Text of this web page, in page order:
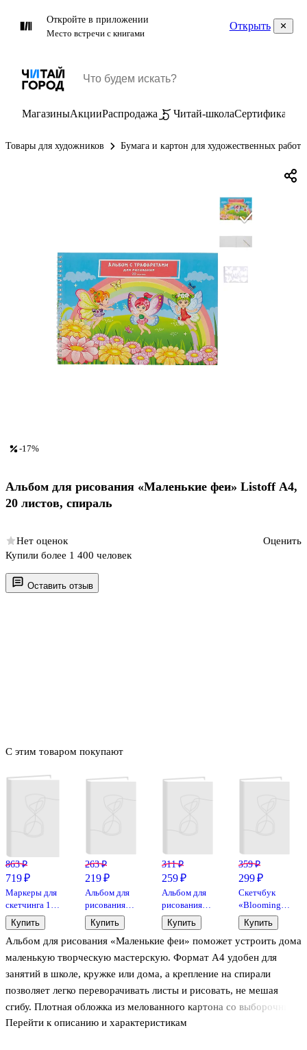
Откройте в приложении
Место встречи с книгами
Открыть
МагазиныАкцииРаспродажа Читай-школаСертификаты
Товары для художников Бумага и картон для художественных работ
Оставить отзыв
Альбом для рисования «Маленькие феи» поможет устроить дома
маленькую творческую мастерскую. Формат А4 удобен для
занятий в школе, кружке или дома, а крепление на спирали
позволяет легко переворачивать листы и рисовать, не мешая
сгибу. Плотная обложка из мелованного картона со выборочным
лаком приятно блестит и защищает работы. Внутри есть лист с
Перейти к описанию и характеристикам
С этим товаром покупают
863 ₽
719 ₽
Маркеры для
скетчинга 12
цветов
"Emotion",
двусторонние
(пулевидный
скошенный
до 6 мм)
Купить
263 ₽
219 ₽
Альбом для
рисования
«Единорог»
Listoff А4, 40
листов,
склейка
Купить
311 ₽
259 ₽
Альбом для
рисования
«Sketchbook.
Девушка»
Listoff А4, 40
листов,
Купить
359 ₽
299 ₽
Скетчбук
«Blooming
cactus», 17.3
х 17.3 см,
100 листов
Купить
-17%
Альбом для рисования «Маленькие феи» Listoff А4,
20 листов, спираль
Нет оценок
Оценить
Купили более 1 400 человек